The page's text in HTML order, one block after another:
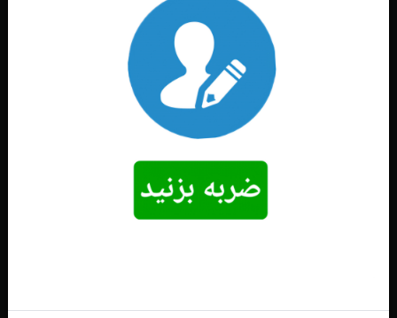
فقط محصولات موجود
تایگر
محبوب‌ترین گران‌ترین ارزان‌ترین